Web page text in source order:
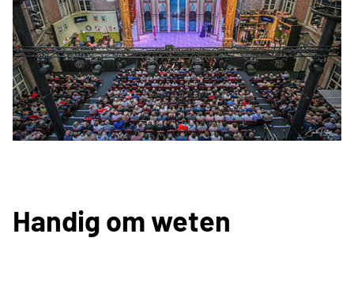
Handig om weten